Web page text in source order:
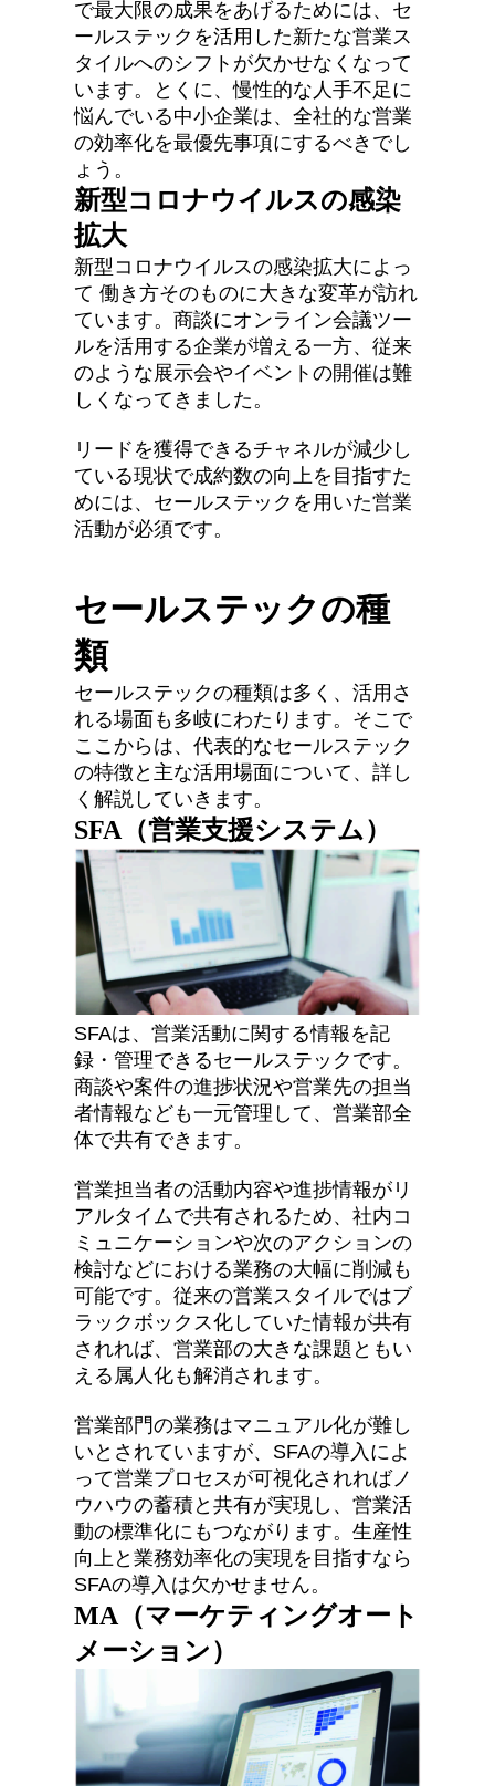
で最大限の成果をあげるためには、セ
ールステックを活用した新たな営業ス
タイルへのシフトが欠かせなくなって
います。とくに、慢性的な人手不足に
悩んでいる中小企業は、全社的な営業
の効率化を最優先事項にするべきでし
ょう。
新型コロナウイルスの感染
拡大
新型コロナウイルスの感染拡大によっ
て 働き方そのものに大きな変革が訪れ
ています。商談にオンライン会議ツー
ルを活用する企業が増える一方、従来
のような展示会やイベントの開催は難
しくなってきました。
リードを獲得できるチャネルが減少し
ている現状で成約数の向上を目指すた
めには、セールステックを用いた営業
活動が必須です。
セールステックの種
類
セールステックの種類は多く、活用さ
れる場面も多岐にわたります。そこで
ここからは、代表的なセールステック
の特徴と主な活用場面について、詳し
く解説していきます。
SFA（営業支援システム）
SFAは、営業活動に関する情報を記
録・管理できるセールステックです。
商談や案件の進捗状況や営業先の担当
者情報なども一元管理して、営業部全
体で共有できます。
営業担当者の活動内容や進捗情報がリ
アルタイムで共有されるため、社内コ
ミュニケーションや次のアクションの
検討などにおける業務の大幅に削減も
可能です。従来の営業スタイルではブ
ラックボックス化していた情報が共有
されれば、営業部の大きな課題ともい
える属人化も解消されます。
営業部門の業務はマニュアル化が難し
いとされていますが、SFAの導入によ
って営業プロセスが可視化されればノ
ウハウの蓄積と共有が実現し、営業活
動の標準化にもつながります。生産性
向上と業務効率化の実現を目指すなら
SFAの導入は欠かせません。
MA（マーケティングオート
メーション）